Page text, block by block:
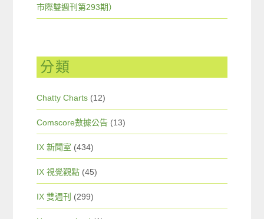
市際雙週刊第293期）
分類
Chatty Charts (12)
Comscore數據公告 (13)
IX 新聞室 (434)
IX 視覺觀點 (45)
IX 雙週刊 (299)